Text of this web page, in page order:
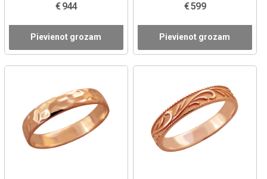
€ 944
Pievienot grozam
€ 599
Pievienot grozam